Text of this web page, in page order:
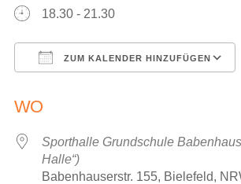
18.30 - 21.30
ZUM KALENDER HINZUFÜGEN
WO
Sporthalle Grundschule
Halle“)
Babenhauserstr. 155, Bielefeld,